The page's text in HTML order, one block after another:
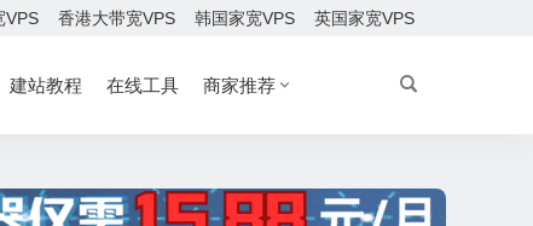
VPS 香港大带宽VPS 韩国家宽VPS 英国家宽VPS
建站教程 在线工具 商家推荐